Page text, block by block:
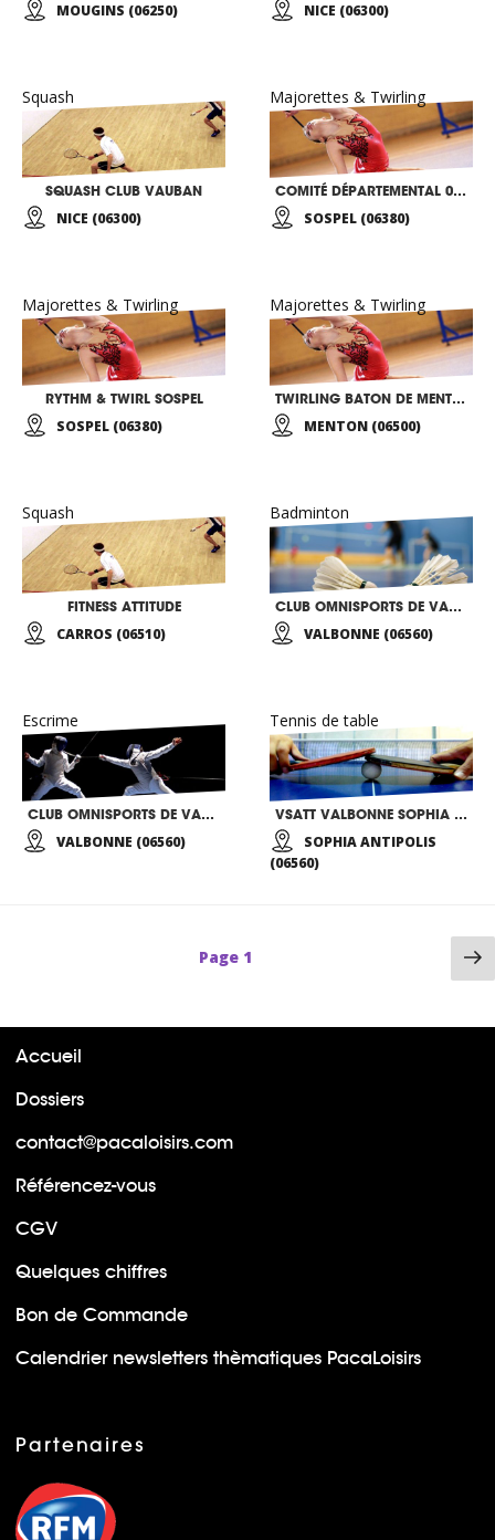
MOUGINS (06250) NICE (06300)
Squash
SQUASH CLUB VAUBAN
NICE (06300)
Majorettes & Twirling
COMITÉ DÉPARTEMENTAL 06 TWIRLING BATON
SOSPEL (06380)
Majorettes & Twirling
RYTHM & TWIRL SOSPEL
SOSPEL (06380)
Majorettes & Twirling
TWIRLING BATON DE MENTON
MENTON (06500)
Squash
FITNESS ATTITUDE
CARROS (06510)
Badminton
CLUB OMNISPORTS DE VALBONNE
VALBONNE (06560)
Escrime
CLUB OMNISPORTS DE VALBONNE
VALBONNE (06560)
Tennis de table
VSATT VALBONNE SOPHIA ANTIPOLIS TENNIS DE TABLE
SOPHIA ANTIPOLIS
(06560)
Page 1
Accueil
Dossiers
contact@pacaloisirs.com
Référencez-vous
CGV
Quelques chiffres
Bon de Commande
Calendrier newsletters thèmatiques PacaLoisirs
Partenaires